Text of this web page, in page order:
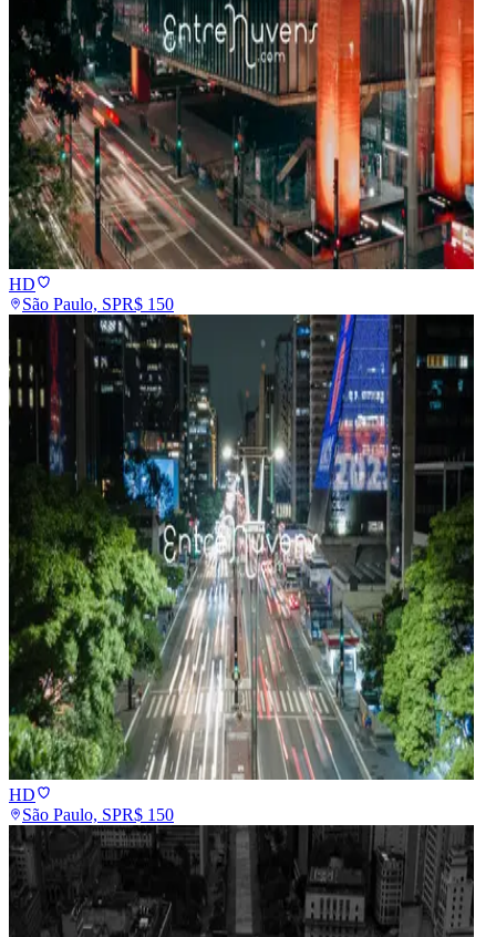
HD
São Paulo, SPR$ 150
HD
São Paulo, SPR$ 150